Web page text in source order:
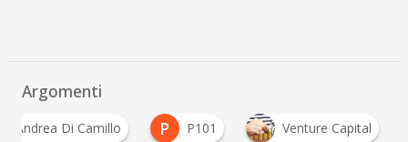
Argomenti
Andrea Di Camillo P P101 Venture Capital